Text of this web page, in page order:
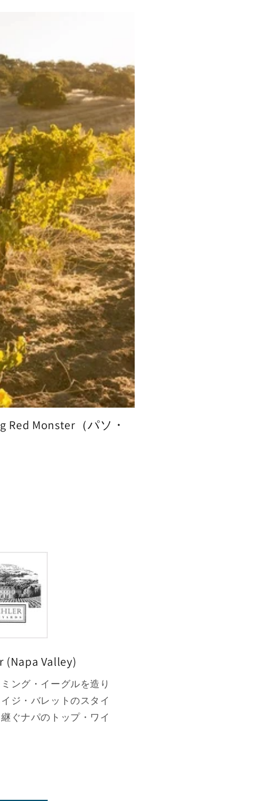
Monster（パソ・
(Napa Valley)
ング・イーグルを造り
ジ・バレットのスタイ
ぐナパのトップ・ワイ